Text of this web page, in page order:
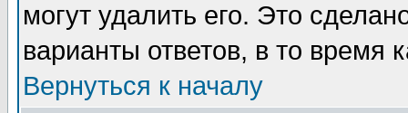
могут удалить его. Это
варианты ответов, в то время
Вернуться к началу